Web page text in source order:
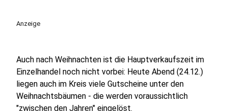
Anzeige
Auch nach Weihnachten ist die Hauptverkaufszeit im
Einzelhandel noch nicht vorbei: Heute Abend (24.12.)
liegen auch im Kreis viele Gutscheine unter den
Weihnachtsbäumen - die werden voraussichtlich
"zwischen den Jahren" eingelöst.